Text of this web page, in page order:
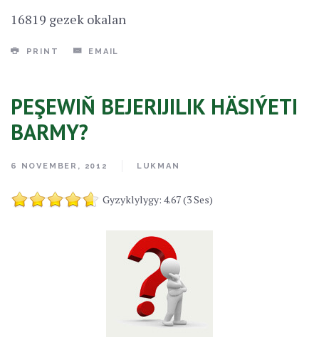
16819 gezek okalan
PRINT EMAIL
PEŞEWIŇ BEJERIJILIK HÄSIÝETI
BARMY?
6 NOVEMBER, 2012 LUKMAN
Gyzyklylygy: 4.67 (3 Ses)